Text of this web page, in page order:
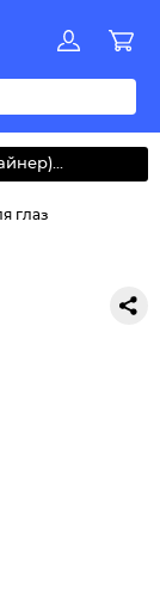
ИМОКЛНПРСТУФ
глаз